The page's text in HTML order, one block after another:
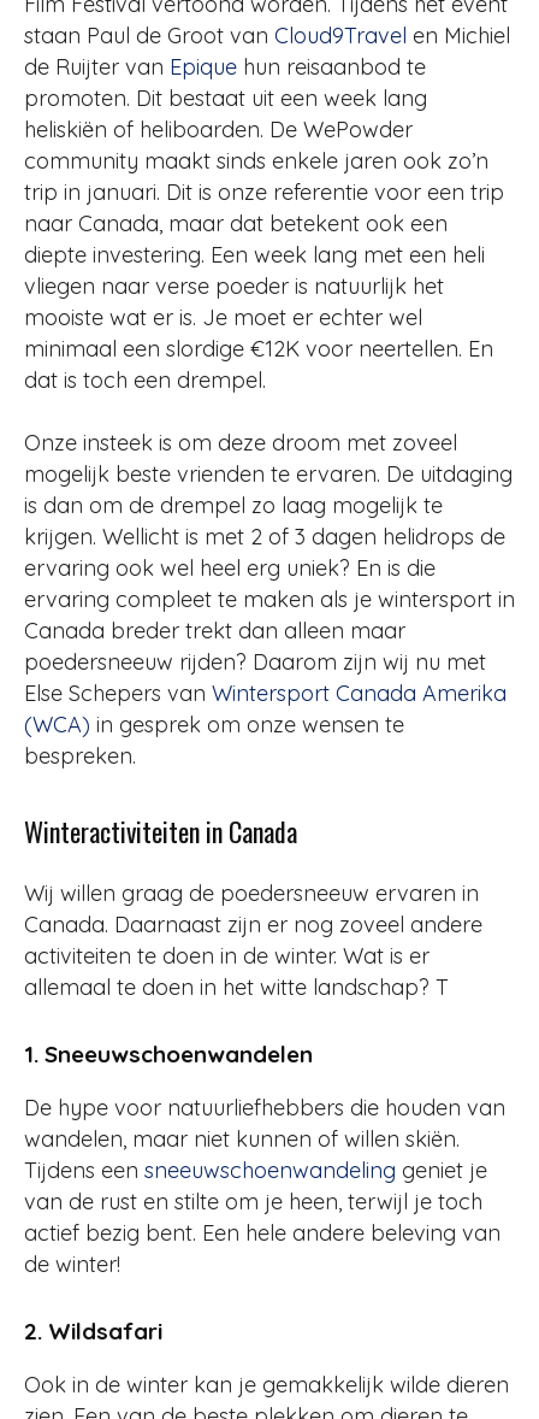
staan Paul de Groot van Cloud9Travel en Michiel
de Ruijter van Epique hun reisaanbod te
promoten. Dit bestaat uit een week lang
heliskiën of heliboarden. De WePowder
community maakt sinds enkele jaren ook zo’n
trip in januari. Dit is onze referentie voor een trip
naar Canada, maar dat betekent ook een
diepte investering. Een week lang met een heli
vliegen naar verse poeder is natuurlijk het
mooiste wat er is. Je moet er echter wel
minimaal een slordige €12K voor neertellen. En
dat is toch een drempel.
Onze insteek is om deze droom met zoveel
mogelijk beste vrienden te ervaren. De uitdaging
is dan om de drempel zo laag mogelijk te
krijgen. Wellicht is met 2 of 3 dagen helidrops de
ervaring ook wel heel erg uniek? En is die
ervaring compleet te maken als je wintersport in
Canada breder trekt dan alleen maar
poedersneeuw rijden? Daarom zijn wij nu met
Else Schepers van Wintersport Canada Amerika
(WCA) in gesprek om onze wensen te
bespreken.
Winteractiviteiten in Canada
Wij willen graag de poedersneeuw ervaren in
Canada. Daarnaast zijn er nog zoveel andere
activiteiten te doen in de winter. Wat is er
allemaal te doen in het witte landschap? T
1. Sneeuwschoenwandelen
De hype voor natuurliefhebbers die houden van
wandelen, maar niet kunnen of willen skiën.
Tijdens een sneeuwschoenwandeling geniet je
van de rust en stilte om je heen, terwijl je toch
actief bezig bent. Een hele andere beleving van
de winter!
2. Wildsafari
Ook in de winter kan je gemakkelijk wilde dieren